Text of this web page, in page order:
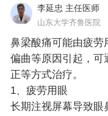
李延忠 主任医师
山东大学齐鲁医院
鼻梁酸痛可能由疲劳
偏曲等原因引起，可
正等方式治疗。
1、疲劳用眼
长期注视屏幕导致眼